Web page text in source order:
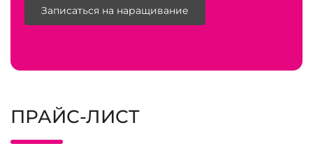
Записаться на наращивание
ПРАЙС-ЛИСТ